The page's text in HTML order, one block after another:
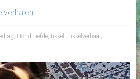
Hond liefde, tikkel Tikkelverhaal